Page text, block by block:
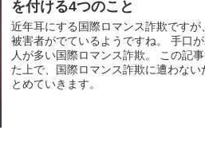
を付ける4つのこと
近年耳にする国際ロマンス詐欺です
被害者がでているようですね。 手口
人が多い国際ロマンス詐欺。 この記
た上で、国際ロマンス詐欺に遭わな
とめていきます。